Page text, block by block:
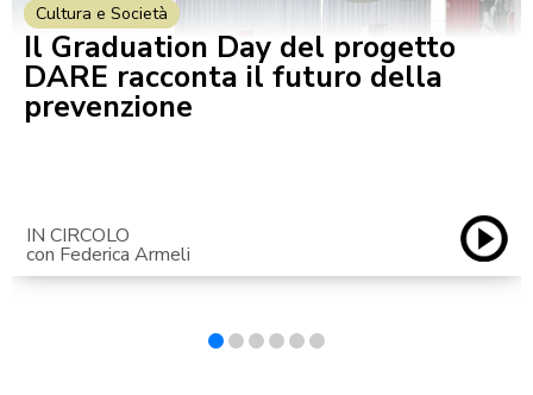
Cultura e Società
Il Graduation Day del progetto
DARE racconta il futuro della
prevenzione
IN CIRCOLO
con Federica Armeli